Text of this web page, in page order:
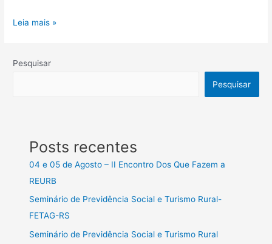
Leia mais »
Pesquisar
Pesquisar
Posts recentes
04 e 05 de Agosto – II Encontro Dos Que Fazem a
REURB
Seminário de Previdência Social e Turismo Rural-
FETAG-RS
Seminário de Previdência Social e Turismo Rural